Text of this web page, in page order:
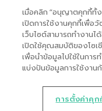
33 สุขุมวิท ซอย 3
หากท่านมีข้อคิดเ
เมื่อคลิก “อนุญาตคุกกี้ทั้
เปิดการใช้งานคุกกี้เพื่อ
เว็บไซต์สามารถทำงาน
เปิดใช้คุณสมบัติของโซเชี
เพื่อนำข้อมูลไปใช้ในกา
แบ่งปันข้อมูลการใช้งาน
การตั้งค่าคุก